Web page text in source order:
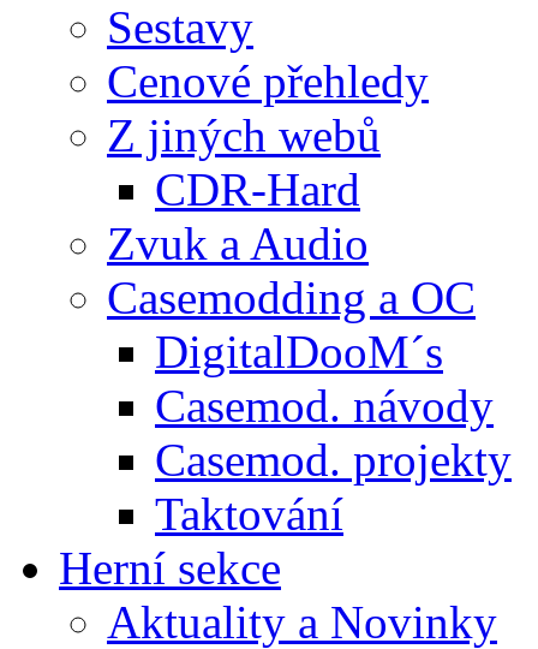
Sestavy
Cenové přehledy
Z jiných webů
CDR-Hard
Zvuk a Audio
Casemodding a OC
DigitalDooM´s
Casemod. návody
Casemod. projekty
Taktování
Herní sekce
Aktuality a Novinky